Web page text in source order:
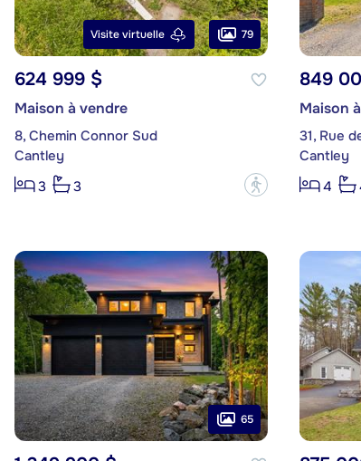
Visite virtuelle 79
624 999 $
Maison à vendre
8, Chemin Connor Sud
Cantley
3
3 ?
849
Maison
31, Rue
Cantley
4
65